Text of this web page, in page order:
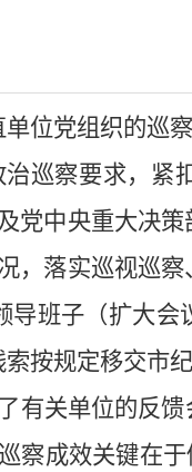
位党组织的巡
巡察要求，紧
党中央重大决
，落实巡视巡
班子（扩大
按规定移交市
有关单位的反
察成效关键在